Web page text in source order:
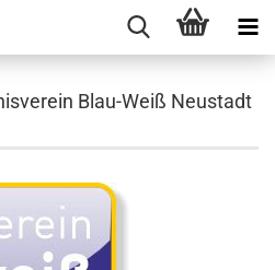
Blau-Weiß Neustadt